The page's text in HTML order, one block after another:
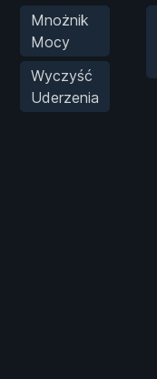
Mnożnik
Mocy
Wyczyść
Uderzenia